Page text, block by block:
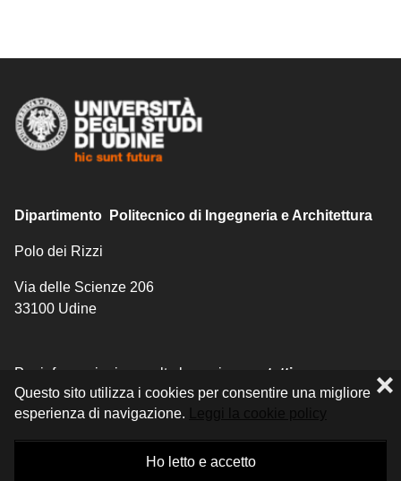
Questo sito utilizza i cookies per consentire una migliore
esperienza di navigazione.
Ho letto e accetto
❌
Dipartimento Politecnico di Ingegneria e Architettura
Polo dei Rizzi
Via delle Scienze 206
33100 Udine
Per informazioni consulta la pagina contatti
© 2026 ARCHITETTURA /DPIA